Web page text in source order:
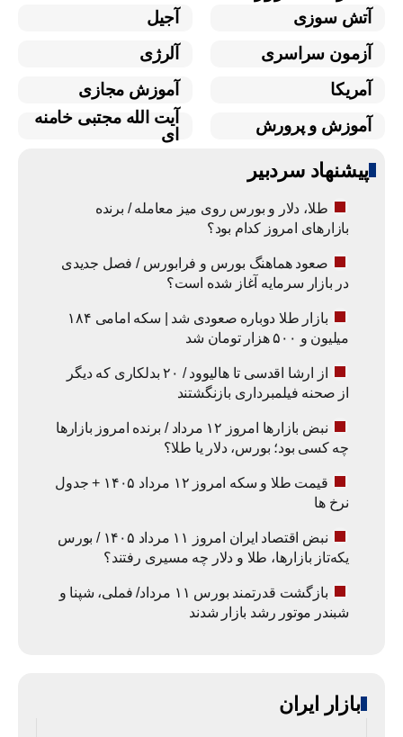
آتش سوزی
آجیل
آزمون سراسری
آلرژی
آمریکا
آموزش مجازی
آموزش و پرورش
آیت الله مجتبی خامنه
ای
پیشنهاد سردبیر
طلا، دلار و بورس روی میز معامله / برنده
بازارهای امروز کدام بود؟
صعود هماهنگ بورس و فرابورس / فصل جدیدی
در بازار سرمایه آغاز شده است؟
بازار طلا دوباره صعودی شد | سکه امامی ۱۸۴
میلیون و ۵۰۰ هزار تومان شد
از ارشا اقدسی تا هالیوود / ۲۰ بدلکاری که دیگر
از صحنه فیلمبرداری بازنگشتند
نبض بازارها امروز ۱۲ مرداد / برنده امروز بازارها
چه کسی بود؛ بورس، دلار یا طلا؟
قیمت طلا و سکه امروز ۱۲ مرداد ۱۴۰۵ + جدول
نرخ ها
نبض اقتصاد ایران امروز ۱۱ مرداد ۱۴۰۵ / بورس
یکه‌تاز بازارها، طلا و دلار چه مسیری رفتند؟
بازگشت قدرتمند بورس ۱۱ مرداد/ فملی، شپنا و
شبندر موتور رشد بازار شدند
بازار ایران